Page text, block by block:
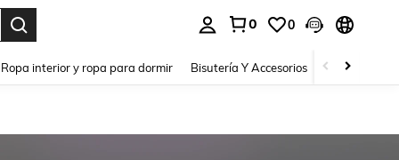
0 0
Ropa interior y ropa para dormir Bisutería Y Accesorios Zapatos